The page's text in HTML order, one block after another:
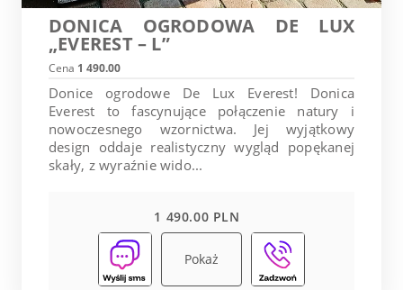
DONICA OGRODOWA DE LUX
„EVEREST – L”
Cena 1 490.00
Donice ogrodowe De Lux Everest! Donica
Everest to fascynujące połączenie natury i
nowoczesnego wzornictwa. Jej wyjątkowy
design oddaje realistyczny wygląd popękanej
skały, z wyraźnie wido...
1 490.00 PLN
Pokaż